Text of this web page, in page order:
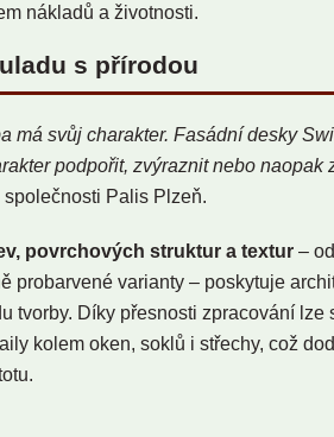
nákladů a životnosti.
s přírodou
má svůj charakter. Fasádní desky
podpořit, zvýraznit nebo naopak
Palis Plzeň.
povrchových struktur a textur –
probarvené varianty – poskytuje
tvorby. Díky přesnosti zpracování lze
kolem oken, soklů i střechy, což